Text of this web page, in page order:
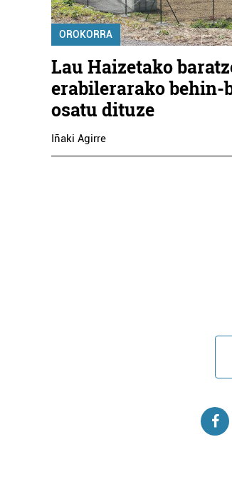
OROKORRA
Lau Haizetako
erabilerarako behin-
osatu dituze
Iñaki Agirre